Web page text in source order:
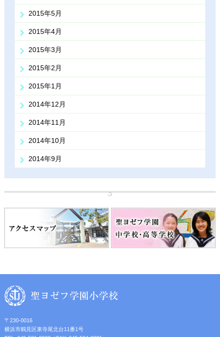
2015年5月
2015年4月
2015年3月
2015年2月
2015年1月
2014年12月
2014年11月
2014年10月
2014年9月
〒230-0016
横浜市鶴見区東寺尾北台11番1号